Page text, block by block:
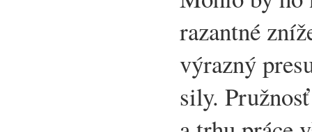
razantné
výrazný
sily.